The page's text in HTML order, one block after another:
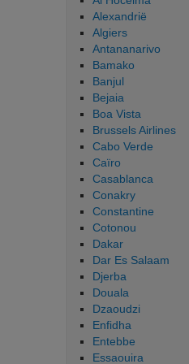
Alexandrië
Algiers
Antananarivo
Bamako
Banjul
Bejaia
Boa Vista
Brussels Airlines
Cabo Verde
Caïro
Casablanca
Conakry
Constantine
Cotonou
Dakar
Dar Es Salaam
Djerba
Douala
Dzaoudzi
Enfidha
Entebbe
Essaouira